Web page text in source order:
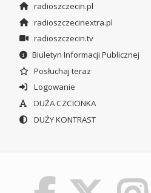
radioszczecin.pl
radioszczecinextra.pl
radioszczecin.tv
Biuletyn Informacji Publicznej
Posłuchaj teraz
Logowanie
DUŻA CZCIONKA
DUŻY KONTRAST